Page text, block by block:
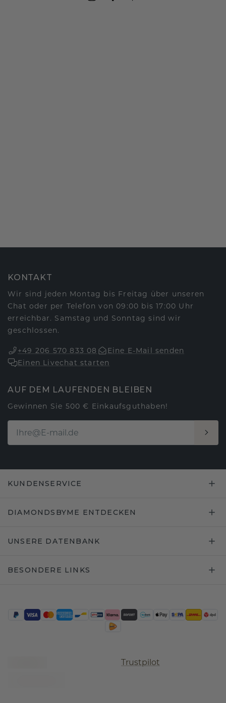
KONTAKT
Wir sind jeden Montag bis Freitag über unseren
Chat oder per Telefon von 09:00 bis 17:00 Uhr
erreichbar. Samstag und Sonntag sind wir
geschlossen.
+49 206 570 833 08
Eine E-Mail senden
Einen Livechat starten
AUF DEM LAUFENDEN BLEIBEN
Gewinnen Sie 500 € Einkaufsguthaben!
KUNDENSERVICE
DIAMONDSBYME ENTDECKEN
UNSERE DATENBANK
BESONDERE LINKS
Trustpilot